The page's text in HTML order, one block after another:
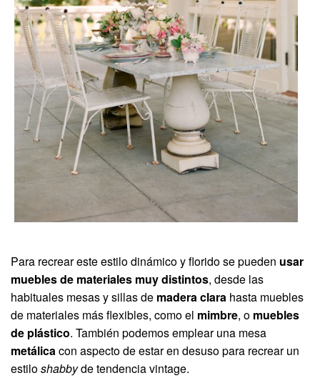
Para recrear este estilo dinámico y florido se pueden usar
muebles de materiales muy distintos, desde las
habituales mesas y sillas de madera clara hasta muebles
de materiales más flexibles, como el mimbre, o muebles
de plástico. También podemos emplear una mesa
metálicacon aspecto de estar en desuso para recrear un
estilo shabbyde tendencia vintage.